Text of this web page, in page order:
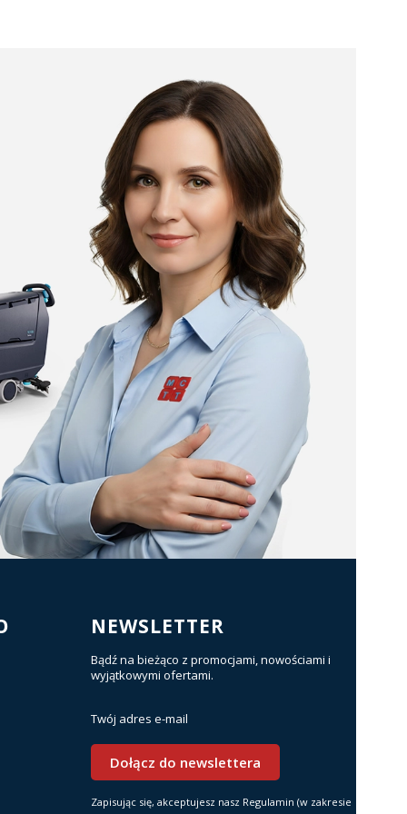
NEWSLETTER
Bądź na bieżąco z promocjami, nowościami i
wyjątkowymi ofertami.
Twój adres e-mail
Dołącz do newslettera
Zapisując się, akceptujesz nasz Regulamin (w zakresie